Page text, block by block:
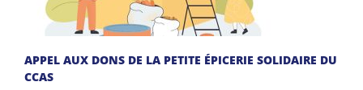
APPEL AUX DONS DE LA PETITE ÉPICERIE SOLIDAIRE DU
CCAS